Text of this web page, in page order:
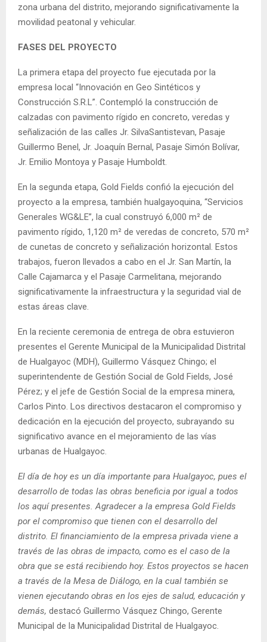
zona urbana del distrito, mejorando significativamente la
movilidad peatonal y vehicular.
FASES DEL PROYECTO
La primera etapa del proyecto fue ejecutada por la
empresa local “Innovación en Geo Sintéticos y
Construcción S.R.L”. Contempló la construcción de
calzadas con pavimento rígido en concreto, veredas y
señalización de las calles Jr. SilvaSantistevan, Pasaje
Guillermo Benel, Jr. Joaquín Bernal, Pasaje Simón Bolívar,
Jr. Emilio Montoya y Pasaje Humboldt.
En la segunda etapa, Gold Fields confió la ejecución del
proyecto a la empresa, también hualgayoquina, “Servicios
Generales WG&LE”, la cual construyó 6,000 m² de
pavimento rígido, 1,120 m² de veredas de concreto, 570 m²
de cunetas de concreto y señalización horizontal. Estos
trabajos, fueron llevados a cabo en el Jr. San Martín, la
Calle Cajamarca y el Pasaje Carmelitana, mejorando
significativamente la infraestructura y la seguridad vial de
estas áreas clave.
En la reciente ceremonia de entrega de obra estuvieron
presentes el Gerente Municipal de la Municipalidad Distrital
de Hualgayoc (MDH), Guillermo Vásquez Chingo; el
superintendente de Gestión Social de Gold Fields, José
Pérez; y el jefe de Gestión Social de la empresa minera,
Carlos Pinto. Los directivos destacaron el compromiso y
dedicación en la ejecución del proyecto, subrayando su
significativo avance en el mejoramiento de las vías
urbanas de Hualgayoc.
El día de hoy es un día importante para Hualgayoc, pues el
desarrollo de todas las obras beneficia por igual a todos
los aquí presentes. Agradecer a la empresa Gold Fields
por el compromiso que tienen con el desarrollo del
distrito. El financiamiento de la empresa privada viene a
través de las obras de impacto, como es el caso de la
obra que se está recibiendo hoy. Estos proyectos se hacen
a través de la Mesa de Diálogo, en la cual también se
vienen ejecutando obras en los ejes de salud, educación y
demás, destacó Guillermo Vásquez Chingo, Gerente
Municipal de la Municipalidad Distrital de Hualgayoc.